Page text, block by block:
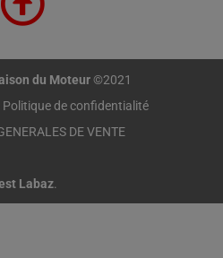
du Moteur©2021
Politique de confidentialité
DE VENTE
Labaz.